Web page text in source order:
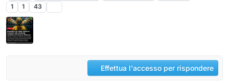
1
1 43
Effettua l'accesso per rispondere